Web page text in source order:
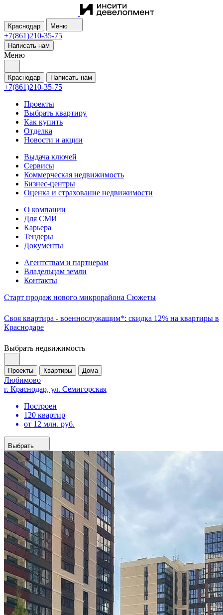
Краснодар Меню
+7(861)210-35-75
Написать нам
Меню
Краснодар Написать нам
+7(861)210-35-75
Проекты
Выбрать квартиру
Как купить
Отделка
Новости и акции
Выдача ключей
Сервисы
Коммерческая недвижимость
Бизнес-центры
Оценка и страхование недвижимости
О компании
Для СМИ
Карьера
Тендеры
Документы
Агентствам и партнерам
Владельцам земли
Контакты
Старт продаж нового микрорайона Сюжеты
Своя квартира - военнослужащим*: скидка 12% на квартиры в
Краснодаре
Выбрать недвижимость
Проекты Квартиры Дома
Любимово
г. Краснодар, ул. Семигорская
Построен
120 квартир
от 12 млн. руб.
Выбрать